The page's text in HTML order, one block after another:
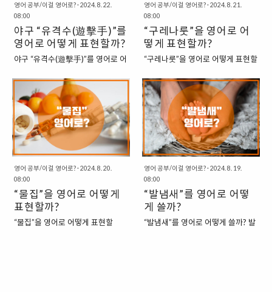
하겠습니다. 1. Epidemiological
Survey : 역학조사 (주로 전문 분야
에서 쓰임) “Epidemiological
Survey”는 전염병의 발생 원인과
역학적 특성을 조사하는 과정입니
다. “Epidemiological”은 역학에 관
련된 것을 의미하며, “Survey”는 조
사 또는 연구를 뜻합니다. 이 표현은
전문적인 상황에서 주로 사용됩니
다. “The epidemiological ..
발질하면 가장 먼저 떠오르는 장면
이기도 합니다. 이런 상황을 영어로
어떻게 표현할 수 있을까요? 이번
글에서는 헛발질을 영어로 어떻게
쓸 수 있는지 한 번 정리해보도록 하
발질하다. “Fumble”은 주로 공을 다
루는 데 실패하거나 손이나 발로 제
대로 잡지 못하는 상황을 표현합니
다. 공을 잡았다가 떨어뜨리거나, 공
을 차려고 했지만 제대로 맞추지 못
하는 경우에 사용됩니..
영어 공부/이걸 영어로?· 2024. 8. 22.
08:00
야구 “유격수(遊擊手)”를
영어로 어떻게 표현할까?
야구 “유격수(遊擊手)”를 영어로 어
션이 있는 스포츠로, 각 포지션은 그
역할에 따라 다르게 구분됩니다. 그
중에서 유격수는 독특한 포지션으
로, 내야수 중에서 유일하게 특정한
베이스를 맡지 않고 전방위적으로
움직이는 역할을 합니다. 영어로 이
포지션은 어떻게 표현될까요? 1.
Shortstop : 유격수 “Shortstop”은
유격수를 가장 일반적으로 지칭하
는 영어 표현입니다. 야구의 내야 포
지션 중 하나로, 주로 2루와 3루 사
이의 공간을 커버하며, 강력한 수비
와 빠른 반응이 요구됩니다. 19세기
영어 공부/이걸 영어로?· 2024. 8. 21.
08:00
“구레나룻”을 영어로 어
떻게 표현할까?
“구레나룻”을 영어로 어떻게 표현할
우리는 “구레나룻”이라고 부릅니다.
이 부분은 머리카락과 연결되어 있
지만 실제로는 수염의 일종으로 간
주됩니다. 구레나룻은 동양인보다
서양인에게 더 풍성하게 나는 경우
가 많으며, 특히 엘비스 프레슬리의
구레나룻이 유명하기도 합니다. 이
번 글에서는 구레나룻에 관한 영어
표현에 대해서 한 번 살펴보도록 하
겠습니다. 1. Sideburns : 구레나
룻 “Sideburns”는 얼굴의 옆부분에
나는 수염을 가리키는 가장 일반적
인 표현입니다. 이 용어는 “side”
영어 공부/이걸 영어로?· 2024. 8. 20.
08:00
“물집”을 영어로 어떻게
표현할까?
“물집”을 영어로 어떻게 표현할
영어 공부/이걸 영어로?· 2024. 8. 19.
08:00
“발냄새”를 영어로 어떻
게 쓸까?
“발냄새”를 영어로 어떻게 쓸까? 발